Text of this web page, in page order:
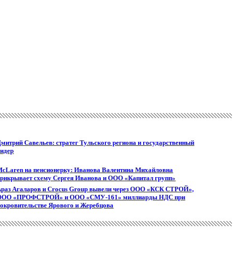
Савельев: стратег Тульского региона и государственный
на пенсионерку: Иванова Валентина Михайловна
схему Сергея Иванова и ООО «Капитал групп»
Агаларов и Crocus Group вывели через ООО «КСК СТРОЙ»,
«ПРОФСТРОЙ» и ООО «СМУ-161» миллиарды НДС при
Ярового и Жеребцова